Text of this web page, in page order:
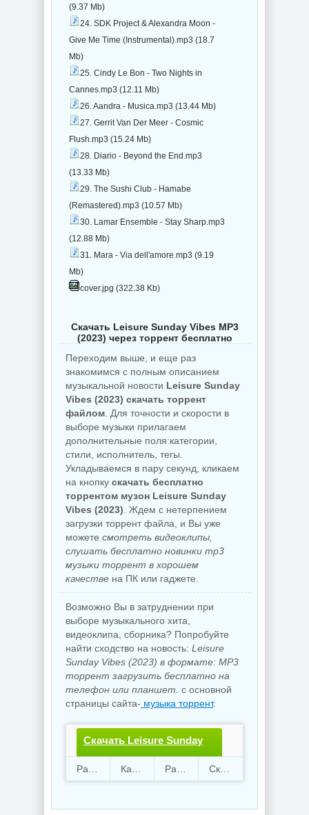
(9.37 Mb)
24. SDK Project & Alexandra Moon -
Give Me Time (Instrumental).mp3 (18.7
Mb)
25. Cindy Le Bon - Two Nights in
Cannes.mp3 (12.11 Mb)
26. Aandra - Musica.mp3 (13.44 Mb)
27. Gerrit Van Der Meer - Cosmic
Flush.mp3 (15.24 Mb)
28. Diario - Beyond the End.mp3
(13.33 Mb)
29. The Sushi Club - Hamabe
(Remastered).mp3 (10.57 Mb)
30. Lamar Ensemble - Stay Sharp.mp3
(12.88 Mb)
31. Mara - Via dell'amore.mp3 (9.19
Mb)
cover.jpg (322.38 Kb)
Скачать Leisure Sunday Vibes MP3
(2023) через торрент бесплатно
Переходим выше, и еще раз
знакомимся с полным описанием
музыкальной новости Leisure Sunday
Vibes (2023) скачать торрент
файлом . Для точности и скорости в
выборе музыки прилагаем
дополнительные поля:категории,
стили, исполнитель, тегы.
Укладываемся в пару секунд, кликаем
на кнопку скачать бесплатно
торрентом музон Leisure Sunday
Vibes (2023) . Ждем с нетерпением
загрузки торрент файла, и Вы уже
можете смотреть видеоклипы,
слушать бесплатно новинки mp3
музыки торрент в хорошем
качестве на ПК или гаджете.
Возможно Вы в затруднении при
выборе музыкального хита,
видеоклипа, сборника? Попробуйте
найти сходство на новость: Leisure
Sunday Vibes (2023) в формате: MP3
торрент загрузить бесплатно на
телефон или планшет. с основной
страницы сайта- музыка торрент.
Скачать Leisure Sunday
Vibes.torrent файл
52 66 397.06 Mb